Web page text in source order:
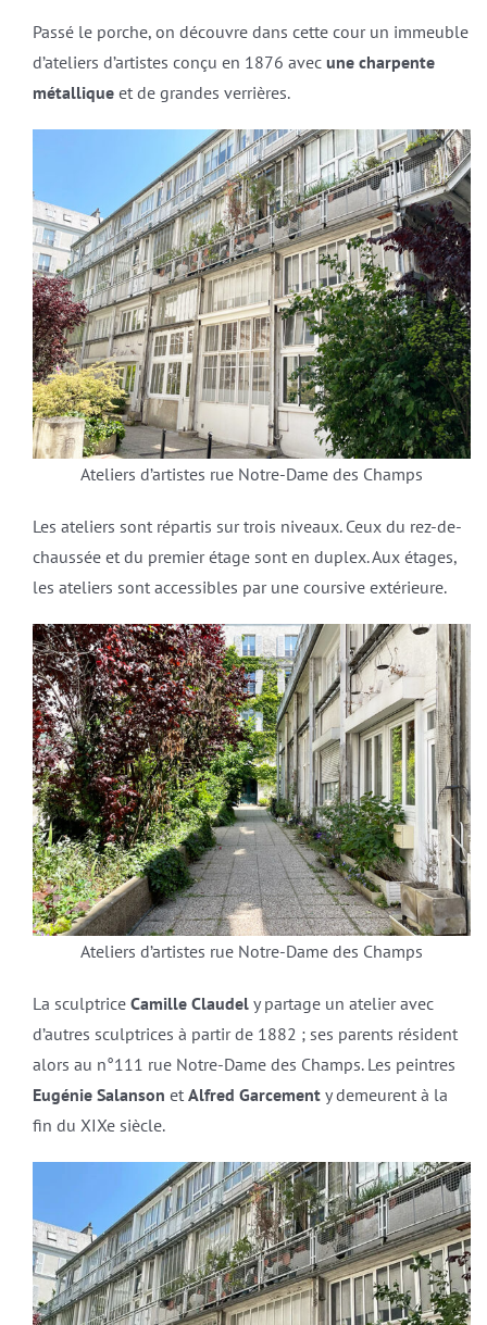
Passé le porche, on découvre dans cette cour un immeuble
d’ateliers d’artistes conçu en 1876 avec une charpente
métalliqueet de grandes verrières.
Ateliers d’artistes rue Notre-Dame des Champs
Les ateliers sont répartis sur trois niveaux. Ceux du rez-de-
chaussée et du premier étage sont en duplex. Aux étages,
les ateliers sont accessibles par une coursive extérieure.
Ateliers d’artistes rue Notre-Dame des Champs
La sculptrice Camille Claudely partage un atelier avec
d’autres sculptrices à partir de 1882 ; ses parents résident
alors au n°111 rue Notre-Dame des Champs. Les peintres
Eugénie Salanson et Alfred Garcementy demeurent à la
fin du XIXe siècle.